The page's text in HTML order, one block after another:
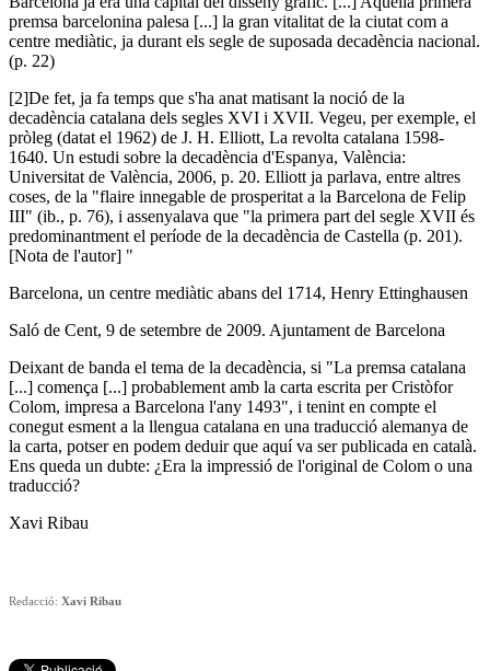
premsa barcelonina palesa [...] la gran vitalitat de la ciutat com a
centre mediàtic, ja durant els segle de suposada decadència nacional.
(p. 22)
[2]De fet, ja fa temps que s'ha anat matisant la noció de la
decadència catalana dels segles XVI i XVII. Vegeu, per exemple, el
pròleg (datat el 1962) de J. H. Elliott, La revolta catalana 1598-
1640. Un estudi sobre la decadència d'Espanya, València:
Universitat de València, 2006, p. 20. Elliott ja parlava, entre altres
coses, de la "flaire innegable de prosperitat a la Barcelona de Felip
III" (ib., p. 76), i assenyalava que "la primera part del segle XVII és
predominantment el període de la decadència de Castella (p. 201).
[Nota de l'autor] "
Barcelona, un centre mediàtic abans del 1714, Henry Ettinghausen
Saló de Cent, 9 de setembre de 2009. Ajuntament de Barcelona
Deixant de banda el tema de la decadència, si "La premsa catalana
[...] comença [...] probablement amb la carta escrita per Cristòfor
Colom, impresa a Barcelona l'any 1493", i tenint en compte el
conegut esment a la llengua catalana en una traducció alemanya de
la carta, potser en podem deduir que aquí va ser publicada en català.
Ens queda un dubte: ¿Era la impressió de l'original de Colom o una
traducció?
Xavi Ribau
Redacció: Xavi Ribau